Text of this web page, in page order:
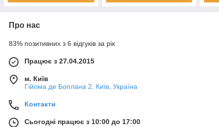
Про нас
83% позитивних з 6 відгуків за рік
Працює з 27.04.2015
м. Київ
Гійома де Боплана 2, Київ, Україна
Контакти
Сьогодні працює з 10:00 до 17:00